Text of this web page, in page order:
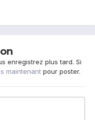
enregistrez plus tard. Si
maintenant pour poster.